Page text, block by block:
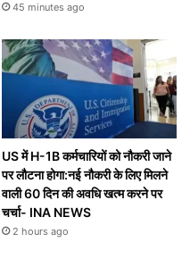
45 minutes ago
US में H-1B कर्मचारियों को नौकरी जाने
पर लौटना होगा:नई नौकरी के लिए मिलने
वाली 60 दिन की अवधि खत्म करने पर
चर्चा- INA NEWS
2 hours ago